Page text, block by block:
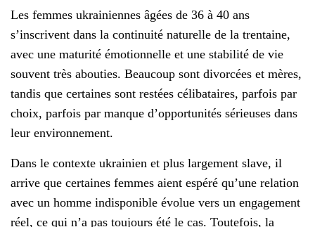
Les femmes ukrainiennes âgées de 36 à 40 ans
s’inscrivent dans la continuité naturelle de la trentaine,
avec une maturité émotionnelle et une stabilité de vie
souvent très abouties. Beaucoup sont divorcées et mères,
tandis que certaines sont restées célibataires, parfois par
choix, parfois par manque d’opportunités sérieuses dans
leur environnement.
Dans le contexte ukrainien et plus largement slave, il
arrive que certaines femmes aient espéré qu’une relation
avec un homme indisponible évolue vers un engagement
réel, ce qui n’a pas toujours été le cas. Toutefois, la